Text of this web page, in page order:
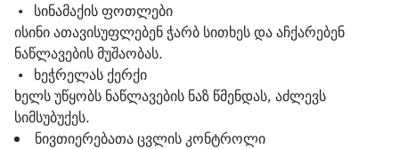
• სინამაქის ფოთლები
ისინი ათავისუფლებენ ჭარბ სითხეს და აჩქარებენ
ნაწლავების მუშაობას.
• ხეჭრელას ქერქი
ხელს უწყობს ნაწლავების ნაზ წმენდას, აძლევს
სიმსუბუქეს.
ნივთიერებათა ცვლის კონტროლი